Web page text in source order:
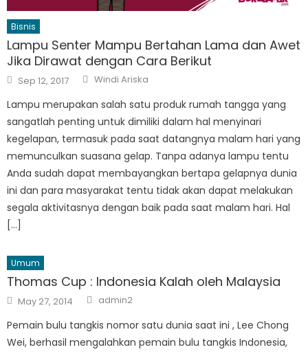
Bisnis
Lampu Senter Mampu Bertahan Lama dan Awet
Jika Dirawat dengan Cara Berikut
Posted
on
Sep 12, 2017 Author
Windi Ariska
Lampu merupakan salah satu produk rumah tangga yang
sangatlah penting untuk dimiliki dalam hal menyinari
kegelapan, termasuk pada saat datangnya malam hari yang
memunculkan suasana gelap. Tanpa adanya lampu tentu
Anda sudah dapat membayangkan bertapa gelapnya dunia
ini dan para masyarakat tentu tidak akan dapat melakukan
segala aktivitasnya dengan baik pada saat malam hari. Hal
[…]
Umum
Thomas Cup : Indonesia Kalah oleh Malaysia
Posted
on
May 27, 2014 Author
admin2
Pemain bulu tangkis nomor satu dunia saat ini , Lee Chong
Wei, berhasil mengalahkan pemain bulu tangkis Indonesia,